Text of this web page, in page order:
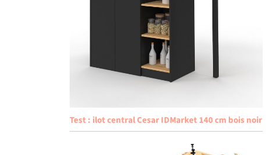
Test : ilot central Cesar IDMarket 140 cm bois noir